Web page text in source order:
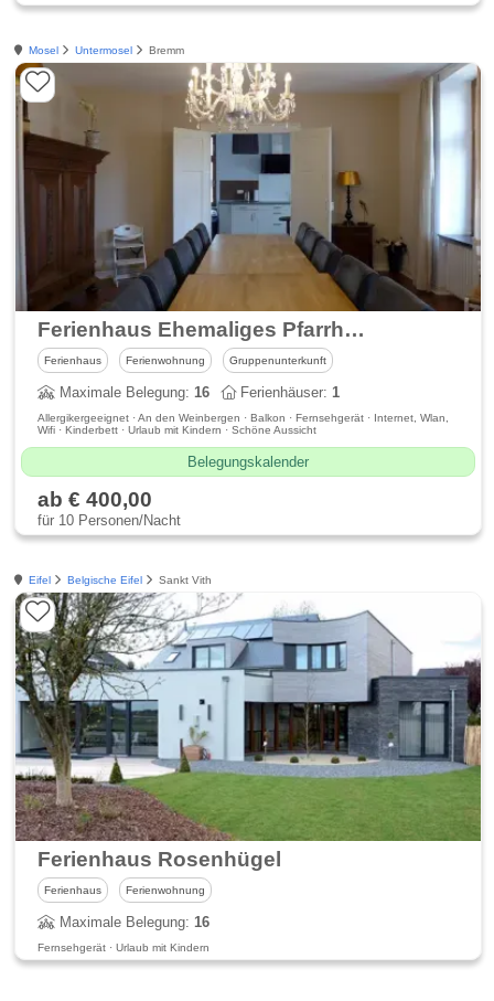
Mosel Untermosel Bremm
Ferienhaus Ehemaliges Pfarrhaus in Bremm
Ferienhaus Ferienwohnung Gruppenunterkunft
Maximale Belegung:16 Ferienhäuser:1
Allergikergeeignet · An den Weinbergen · Balkon · Fernsehgerät · Internet, Wlan,
Wifi · Kinderbett · Urlaub mit Kindern · Schöne Aussicht
Belegungskalender
ab € 400,00
für 10 Personen/Nacht
Eifel Belgische Eifel Sankt Vith
Ferienhaus Rosenhügel
Ferienhaus Ferienwohnung
Maximale Belegung:16
Fernsehgerät · Urlaub mit Kindern